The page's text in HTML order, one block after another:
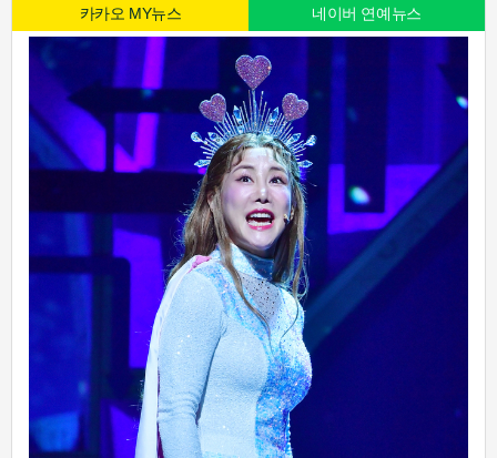
카카오 MY뉴스 네이버 연예뉴스